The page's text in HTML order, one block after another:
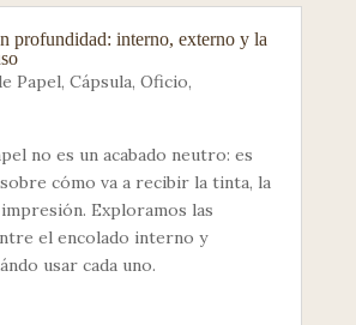
profundidad: interno, externo y la
Papel, Cápsula, Oficio,
no es un acabado neutro: es
cómo va a recibir la tinta, la
Exploramos las
el encolado interno y
usar cada uno.